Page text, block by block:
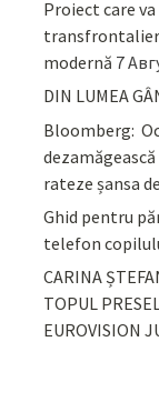
Proiect care
modernă 7
DIN LUMEA
Bloomberg:
rateze șansa
Ghid pentru
telefon
CARINA
TOPUL
EUROVISION